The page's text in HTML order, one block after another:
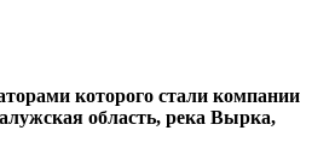
которого стали компании
область, река Вырка,